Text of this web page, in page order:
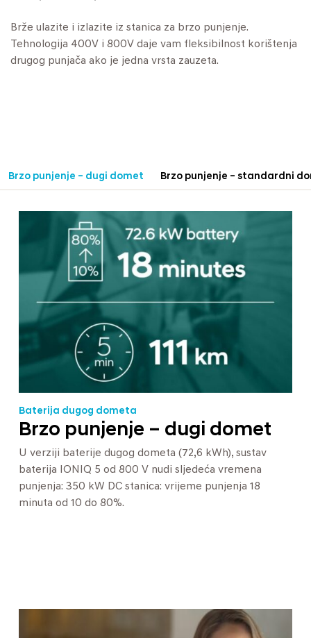
Brže ulazite i izlazite iz stanica za brzo punjenje.
Tehnologija 400V i 800V daje vam fleksibilnost korištenja
drugog punjača ako je jedna vrsta zauzeta.
Brzo punjenje – dugi domet Brzo punjenje – standardni
Baterija dugog dometa
Brzo punjenje – dugi domet
U verziji baterije dugog dometa (72,6 kWh), sustav
baterija IONIQ 5 od 800 V nudi sljedeća vremena
punjenja: 350 kW DC stanica: vrijeme punjenja 18
minuta od 10 do 80%.